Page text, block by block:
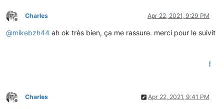
Offline
Charles Apr 22, 2021, 9:29 PM
@mikebzh44 ah ok très bien, ça me rassure. merci pour le suivit
Offline
Charles Apr 22, 2021, 9:41 PM